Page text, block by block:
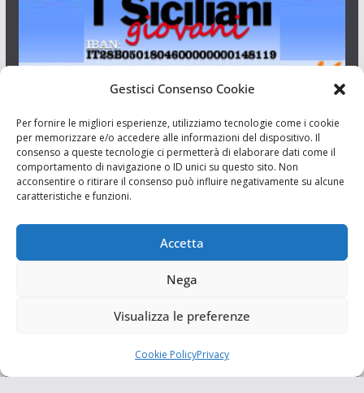
Gestisci Consenso Cookie
Per fornire le migliori esperienze, utilizziamo tecnologie come i cookie
per memorizzare e/o accedere alle informazioni del dispositivo. Il
consenso a queste tecnologie ci permetterà di elaborare dati come il
comportamento di navigazione o ID unici su questo sito. Non
acconsentire o ritirare il consenso può influire negativamente su alcune
caratteristiche e funzioni.
Accetta
Nega
Visualizza le preferenze
Cookie PolicyPrivacy
Aut. del tribunale di Catania n.23/2011 del 20/09/2011 Dir.
Resp. Riccardo Orioles.
Associazione Culturale I Siciliani Giovani
via Randazzo 27 Catania
I Siciliani Giovani. Tutti i diritti riservati.
Tema:ColorMagdi ThemeGrill. Powered byWordPress.